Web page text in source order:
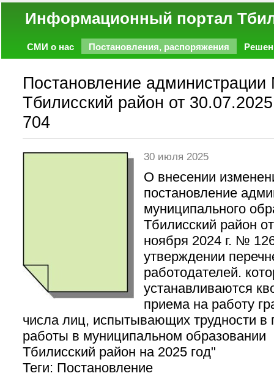
Информационный
СМИ о нас Постановления, распоряжения
Постановление
Тбилисский район от
704
30 июля 2025
О внесении
постановление
муниципального
Тбилисский район
ноября 2024 г. №
утверждении
работодателей.
устанавливаются
приема на работу
числа лиц, испытывающих трудности в
работы в муниципальном образовании
Тбилисский район на 2025 год"
Теги: Постановление